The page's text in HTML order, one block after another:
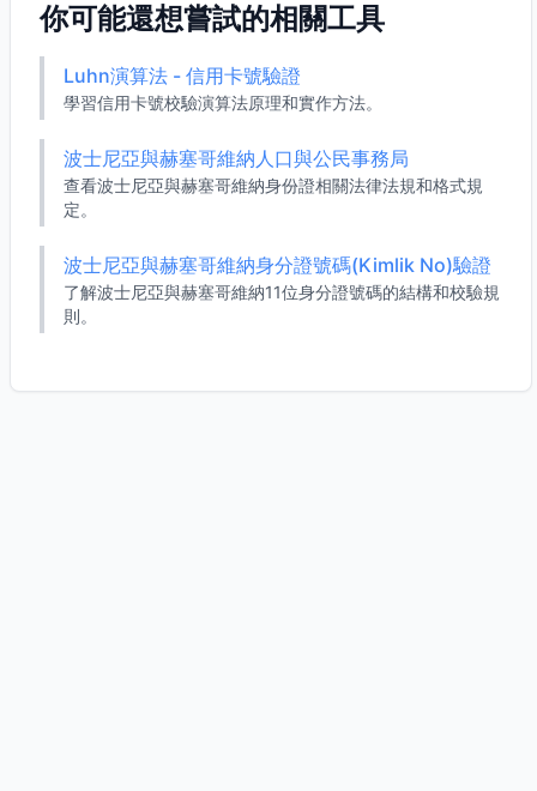
你可能還想嘗試的相關工具
Luhn演算法 - 信用卡號驗證
學習信用卡號校驗演算法原理和實作方法。
波士尼亞與赫塞哥維納人口與公民事務局
查看波士尼亞與赫塞哥維納身份證相關法律法規和格式規
定。
波士尼亞與赫塞哥維納身分證號碼(Kimlik No)驗證
了解波士尼亞與赫塞哥維納11位身分證號碼的結構和校驗規
則。